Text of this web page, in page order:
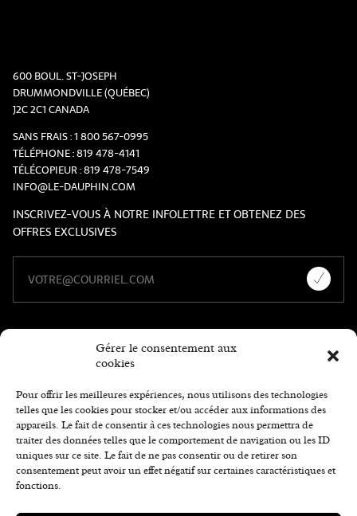
Gérer le consentement aux
cookies
Pour offrir les meilleures expériences, nous utilisons des technologies
telles que les cookies pour stocker et/ou accéder aux informations des
appareils. Le fait de consentir à ces technologies nous permettra de
traiter des données telles que le comportement de navigation ou les ID
uniques sur ce site. Le fait de ne pas consentir ou de retirer son
consentement peut avoir un effet négatif sur certaines caractéristiques et
fonctions.
600 BOUL. ST-JOSEPH
DRUMMONDVILLE (QUÉBEC)
J2C 2C1 CANADA
SANS FRAIS :1 800 567-0995
TÉLÉPHONE :819 478-4141
TÉLÉCOPIEUR :819 478-7549
INFO@LE-DAUPHIN.COM
INSCRIVEZ-VOUS À NOTRE INFOLETTRE ET OBTENEZ DES
OFFRES EXCLUSIVES